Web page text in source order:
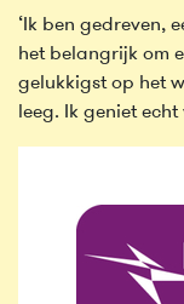
‘Ik ben gedreven,
het belangrijk om
gelukkigst op het
leeg. Ik geniet